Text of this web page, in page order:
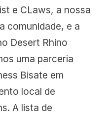
e CLaws, a nossa
comunidade, e a
Desert Rhino
uma parceria
Bisate em
local de
A lista de